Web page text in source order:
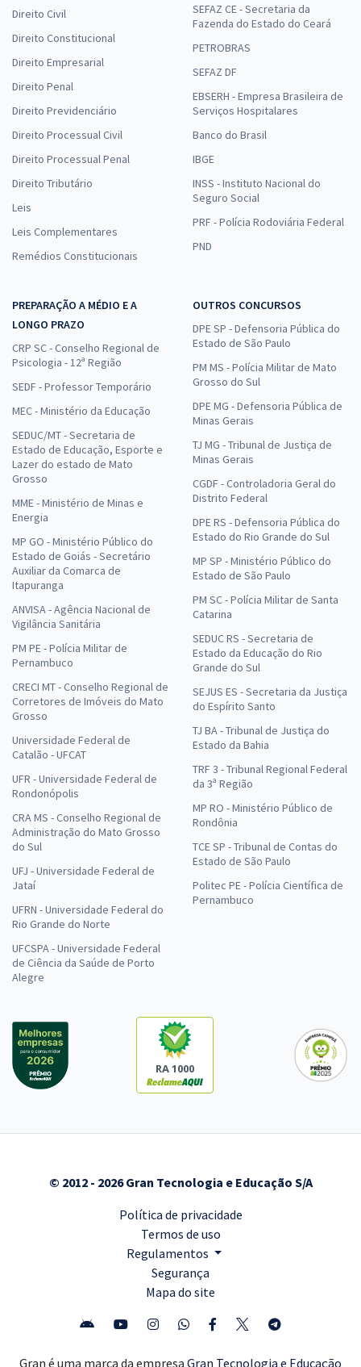
Direito Civil
Direito Constitucional
Direito Empresarial
Direito Penal
Direito Previdenciário
Direito Processual Civil
Direito Processual Penal
Direito Tributário
Leis
Leis Complementares
Remédios Constitucionais
SEFAZ CE - Secretaria da
Fazenda do Estado do Ceará
PETROBRAS
SEFAZ DF
EBSERH - Empresa Brasileira de
Serviços Hospitalares
Banco do Brasil
IBGE
INSS - Instituto Nacional do
Seguro Social
PRF - Polícia Rodoviária Federal
PND
PREPARAÇÃO A MÉDIO E A
LONGO PRAZO
CRP SC - Conselho Regional de
Psicologia - 12ª Região
SEDF - Professor Temporário
MEC - Ministério da Educação
SEDUC/MT - Secretaria de
Estado de Educação, Esporte e
Lazer do estado de Mato
Grosso
MME - Ministério de Minas e
Energia
MP GO - Ministério Público do
Estado de Goiás - Secretário
Auxiliar da Comarca de
Itapuranga
ANVISA - Agência Nacional de
Vigilância Sanitária
PM PE - Polícia Militar de
Pernambuco
CRECI MT - Conselho Regional de
Corretores de Imóveis do Mato
Grosso
Universidade Federal de
Catalão - UFCAT
UFR - Universidade Federal de
Rondonópolis
CRA MS - Conselho Regional de
Administração do Mato Grosso
do Sul
UFJ - Universidade Federal de
Jataí
UFRN - Universidade Federal do
Rio Grande do Norte
UFCSPA - Universidade Federal
de Ciência da Saúde de Porto
Alegre
OUTROS CONCURSOS
DPE SP - Defensoria Pública do
Estado de São Paulo
PM MS - Polícia Militar de Mato
Grosso do Sul
DPE MG - Defensoria Pública de
Minas Gerais
TJ MG - Tribunal de Justiça de
Minas Gerais
CGDF - Controladoria Geral do
Distrito Federal
DPE RS - Defensoria Pública do
Estado do Rio Grande do Sul
MP SP - Ministério Público do
Estado de São Paulo
PM SC - Polícia Militar de Santa
Catarina
SEDUC RS - Secretaria de
Estado da Educação do Rio
Grande do Sul
SEJUS ES - Secretaria da Justiça
do Espírito Santo
TJ BA - Tribunal de Justiça do
Estado da Bahia
TRF 3 - Tribunal Regional Federal
da 3ª Região
MP RO - Ministério Público de
Rondônia
TCE SP - Tribunal de Contas do
Estado de São Paulo
Politec PE - Polícia Científica de
Pernambuco
RA 1000
© 2012 - 2026 Gran Tecnologia e Educação S/A
Política de privacidade
Termos de uso
Regulamentos
Segurança
Mapa do site
Gran é uma marca da empresa Gran Tecnologia e Educação